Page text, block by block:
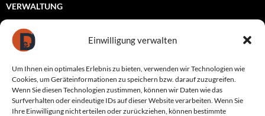
Einwilligung verwalten
Um Ihnen ein optimales Erlebnis zu bieten, verwenden wir Technologien wie
Cookies, um Geräteinformationen zu speichern bzw. darauf zuzugreifen.
Wenn Sie diesen Technologien zustimmen, können wir Daten wie das
Surfverhalten oder eindeutige IDs auf dieser Website verarbeiten. Wenn Sie
Ihre Einwilligung nicht erteilen oder zurückziehen, können bestimmte
VERWALTUNG
Registrieren
Eintrags-Feed
Kommentar-Feed